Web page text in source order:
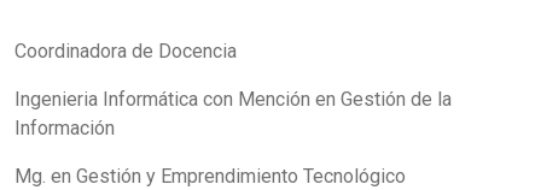
Coordinadora de Docencia
Ingenieria Informática con Mención en Gestión de la
Información
Mg. en Gestión y Emprendimiento Tecnológico